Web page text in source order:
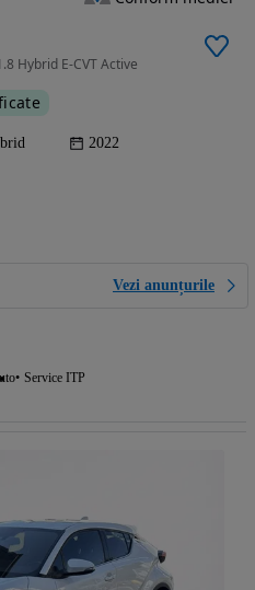
Hybrid E-CVT Active
2022
Vezi anunțurile
Service ITP